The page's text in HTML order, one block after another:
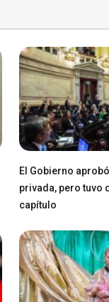
El Gobierno
privada, pero tuvo
capítulo